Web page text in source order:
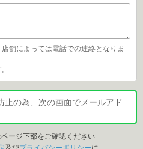
舗によっては電話での連絡となりま
止の為、次の画面でメールアド
ージ下部をご確認ください